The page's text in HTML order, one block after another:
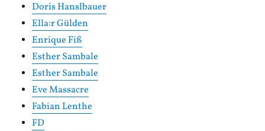
Doris Hanslbauer
Ella:r Gülden
Enrique Fiß
Esther Sambale
Esther Sambale
Eve Massacre
Fabian Lenthe
FD